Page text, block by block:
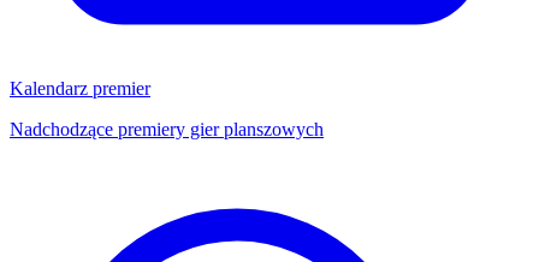
Kalendarz premier
Nadchodzące premiery gier planszowych